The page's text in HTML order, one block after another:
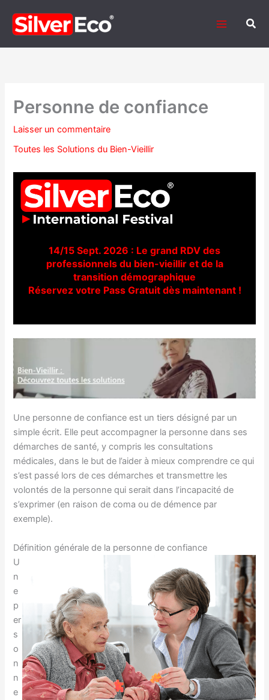
contenu
Personne de confiance
Laisser un commentaire
Toutes les Solutions du Bien-Vieillir
14/15 Sept. 2026 : Le grand RDV des
professionnels du bien-vieillir et de la
transition démographique
Réservez votre Pass Gratuit dès maintenant !
Une personne de confiance est un tiers désigné par un
simple écrit. Elle peut accompagner la personne dans ses
démarches de santé, y compris les consultations
médicales, dans le but de l’aider à mieux comprendre ce qui
s’est passé lors de ces démarches et transmettre les
volontés de la personne qui serait dans l’incapacité de
s’exprimer (en raison de coma ou de démence par
exemple).
Définition générale de la personne de confiance
U
n
e
p
er
s
o
n
n
e